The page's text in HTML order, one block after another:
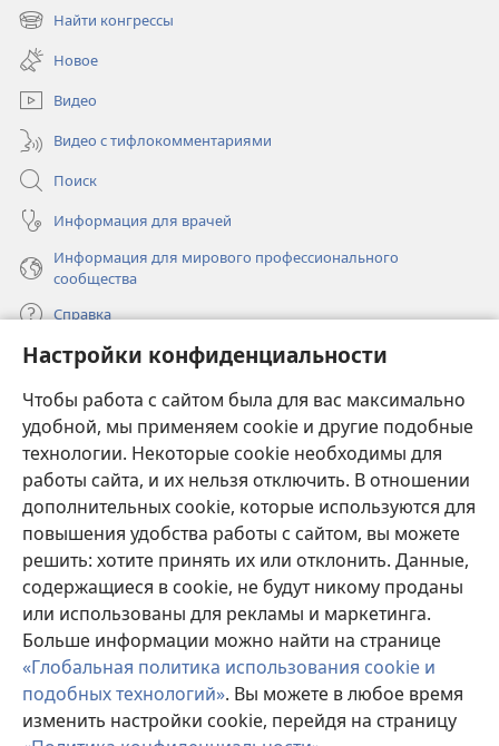
Настройки конфиденциальности
Чтобы работа с сайтом была для вас максимально
удобной, мы применяем cookie и другие подобные
технологии. Некоторые cookie необходимы для
работы сайта, и их нельзя отключить. В отношении
дополнительных cookie, которые используются для
повышения удобства работы с сайтом, вы можете
решить: хотите принять их или отклонить. Данные,
содержащиеся в cookie, не будут никому проданы
или использованы для рекламы и маркетинга.
Больше информации можно найти на странице
«Глобальная политика использования cookie и
подобных технологий». Вы можете в любое время
изменить настройки cookie, перейдя на страницу
в
новом
окне)
Найти конгрессы
(открывается
новом
окне)
Новое
Видео
Видео с тифлокомментариями
Поиск
Информация для врачей
Информация для мирового профессионального
сообщества
Справка
Пожертвования
в
новом
окне)
ОНЛАЙН-БИБЛИОТЕКА Сторожевой башни
(открывается
новом
окне)
JW Hub®
(открывается
в
новом
окне)
JW Library ®
Watchtower Library
Copyright© 2026 Watch Tower Bible and Tract Society of Pennsylvania.
УСЛОВИЯ ИСПОЛЬЗОВАНИЯ|ПОЛИТИКА
КОНФИДЕНЦИАЛЬНОСТИ